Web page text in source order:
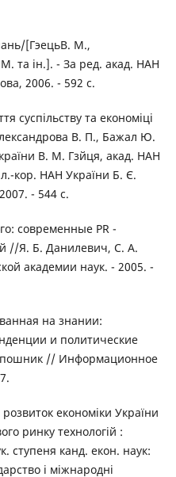
[ГэецьВ. М.,
та ін.]. - За ред. акад. НАН
2006. - 592 с.
суспільству та економіці
В. П., Бажал Ю.
В. М. Гзйця, акад. НАН
кор. НАН України Б. Є.
- 544 с.
современные PR -
//Я. Б. Данилевич, С. А.
академии наук. - 2005. -
на знании:
и политические
// Информационное
економіки України
ринку технологій :
ступеня канд. екон. наук:
і міжнародні